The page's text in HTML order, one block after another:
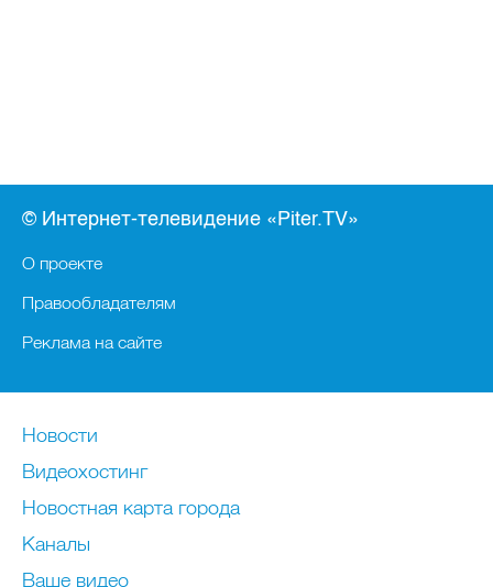
© Интернет-телевидение «Piter.TV»
О проекте
Правообладателям
Реклама на сайте
Новости
Видеохостинг
Новостная карта города
Каналы
Ваше видео